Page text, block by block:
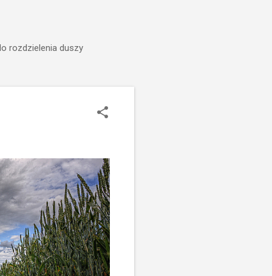
rozdzielenia duszy